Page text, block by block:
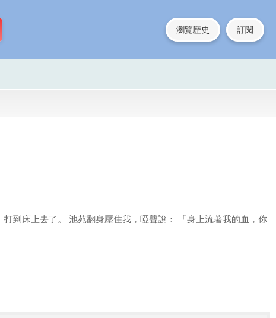
瀏覽歷史 訂閱
到床上去了。 池苑翻身壓住我，啞聲說： 「身上流著我的血，你